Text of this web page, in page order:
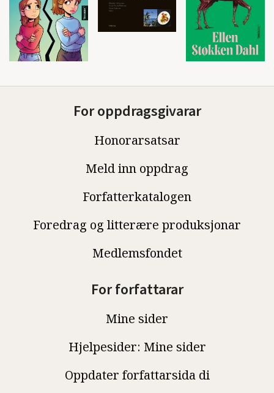
For oppdragsgivarar
Honorarsatsar
Meld inn oppdrag
Forfatterkatalogen
Foredrag og litterære produksjonar
Medlemsfondet
For forfattarar
Mine sider
Hjelpesider: Mine sider
Oppdater forfattarsida di